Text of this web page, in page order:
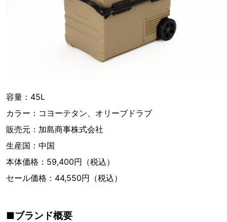
容量：45L
カラー：コヨーテタン、オリーブドラブ
販売元：加島商事株式会社
生産国：中国
本体価格：59,400円（税込）
セール価格：44,550円（税込）
■ブランド概要